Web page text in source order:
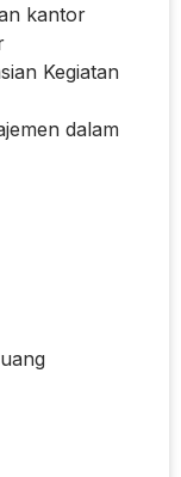
kantor
Kegiatan
dalam